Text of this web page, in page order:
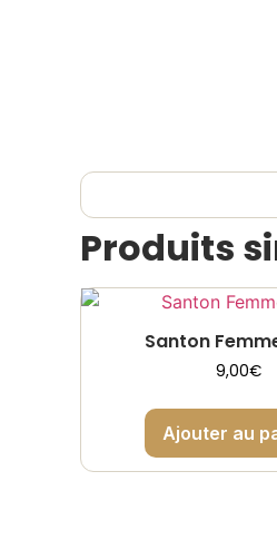
Produits
Santon
9,00€
Ajouter au